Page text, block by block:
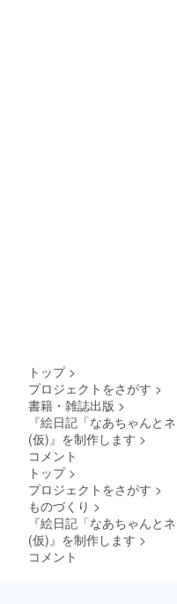
トップ >
プロジェクトをさがす >
書籍・雑誌出版 >
『絵日記「なあちゃんと
(仮)』を制作します >
コメント
トップ >
プロジェクトをさがす >
ものづくり >
『絵日記「なあちゃんと
(仮)』を制作します >
コメント